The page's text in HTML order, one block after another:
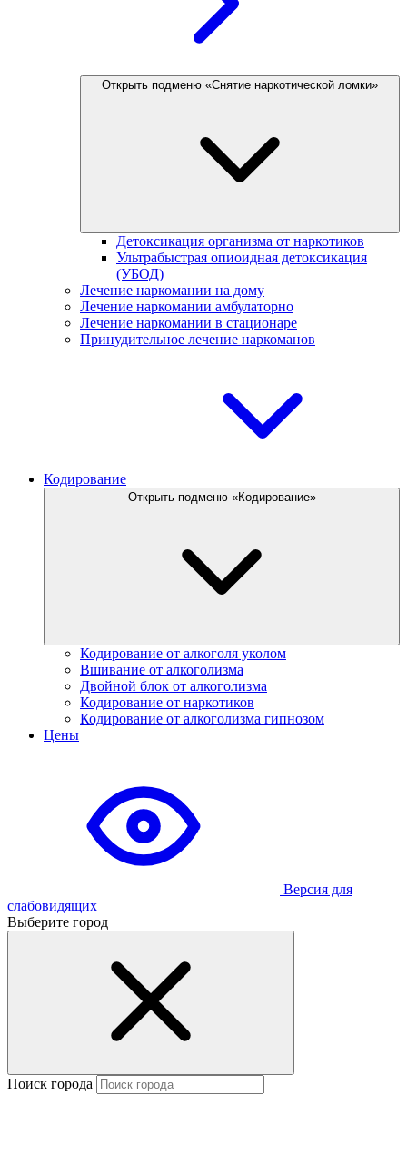
Открыть подменю «Снятие наркотической ломки»
Детоксикация организма от наркотиков
Ультрабыстрая опиоидная детоксикация
(УБОД)
Лечение наркомании на дому
Лечение наркомании амбулаторно
Лечение наркомании в стационаре
Принудительное лечение наркоманов
Кодирование
Открыть подменю «Кодирование»
Кодирование от алкоголя уколом
Вшивание от алкоголизма
Двойной блок от алкоголизма
Кодирование от наркотиков
Кодирование от алкоголизма гипнозом
Цены
Версия для
слабовидящих
Выберите город
Поиск города